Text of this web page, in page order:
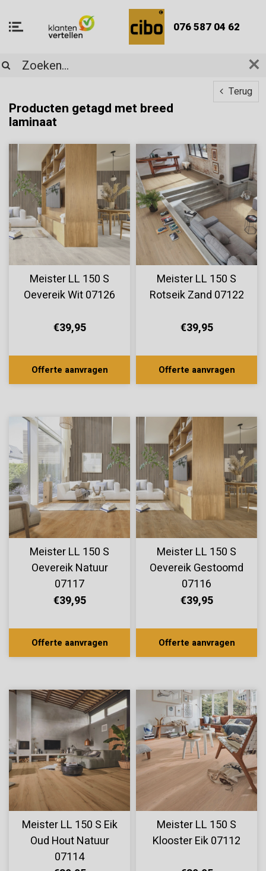
076 587 04 62
Terug
Producten getagd met breed
laminaat
Meister LL 150 S
Oevereik Wit 07126
€39,95
Offerte aanvragen
Meister LL 150 S
Rotseik Zand 07122
€39,95
Offerte aanvragen
Meister LL 150 S
Oevereik Natuur
07117
€39,95
Offerte aanvragen
Meister LL 150 S
Oevereik Gestoomd
07116
€39,95
Offerte aanvragen
Meister LL 150 S Eik
Oud Hout Natuur
07114
Meister LL 150 S
Klooster Eik 07112